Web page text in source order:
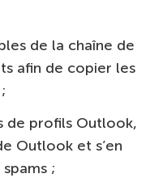
de la chaîne de
afin de copier les
de profils Outlook,
Outlook et s’en
;